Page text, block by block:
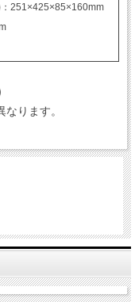
251×425×85×160mm
ります。